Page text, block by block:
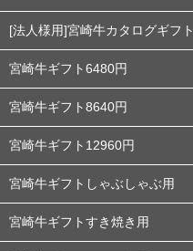
[法人様用]宮崎牛カタログギフト
宮崎牛ギフト6480円
宮崎牛ギフト8640円
宮崎牛ギフト12960円
宮崎牛ギフトしゃぶしゃぶ用
宮崎牛ギフトすき焼き用